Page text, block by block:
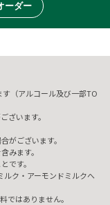
ーダー
（アルコール及び一部TO
ざいます。
がございます。
みます。
です。
ルク・アーモンドミルクへ
ではありません。